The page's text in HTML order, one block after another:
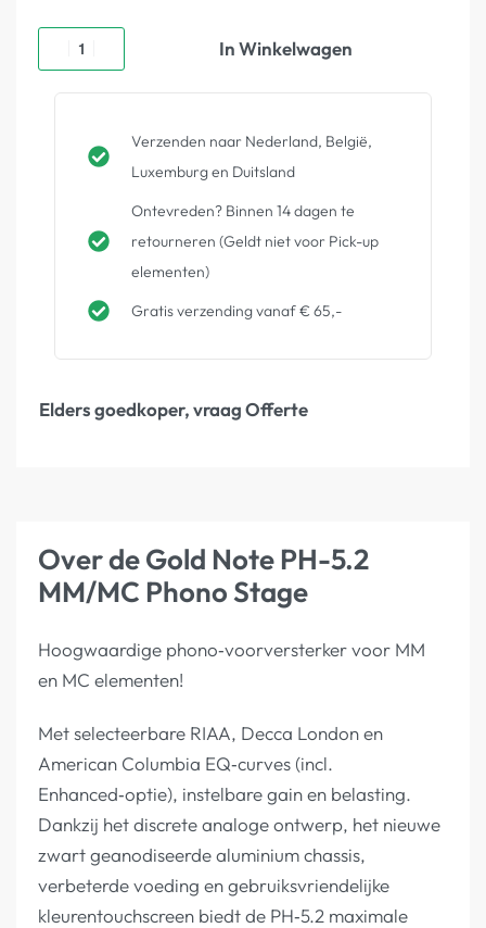
In Winkelwagen
Verzenden naar Nederland, België,
Luxemburg en Duitsland
Ontevreden? Binnen 14 dagen te
retourneren (Geldt niet voor Pick-up
elementen)
Gratis verzending vanaf € 65,-
Elders goedkoper, vraag Offerte
Over de Gold Note PH-5.2
MM/MC Phono Stage
Hoogwaardige phono‑voorversterker voor MM
en MC elementen!
Met selecteerbare RIAA, Decca London en
American Columbia EQ‑curves (incl.
Enhanced‑optie), instelbare gain en belasting.
Dankzij het discrete analoge ontwerp, het nieuwe
zwart geanodiseerde aluminium chassis,
verbeterde voeding en gebruiksvriendelijke
kleurentouchscreen biedt de PH‑5.2 maximale